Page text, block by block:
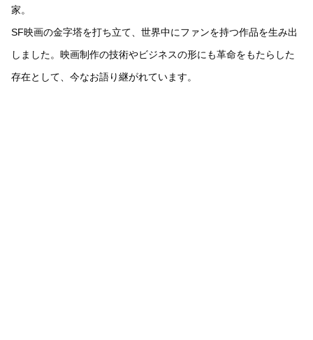
家。
SF映画の金字塔を打ち立て、世界中にファンを持つ作品を生み出
しました。映画制作の技術やビジネスの形にも革命をもたらした
存在として、今なお語り継がれています。